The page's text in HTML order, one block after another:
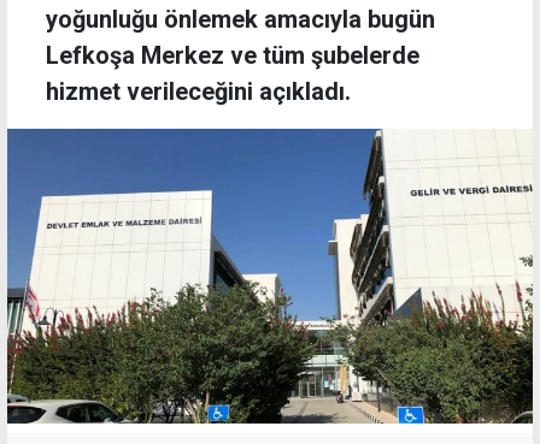
yoğunluğu önlemek amacıyla bugün
Lefkoşa Merkez ve tüm şubelerde
hizmet verileceğini açıkladı.